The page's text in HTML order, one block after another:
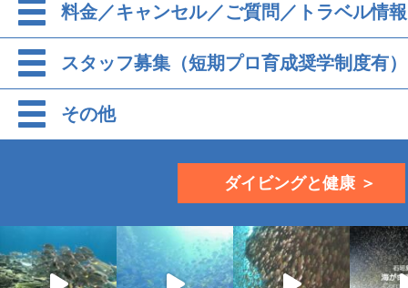
料金／キャンセル／ご質問／トラベル情報
スタッフ募集（短期プロ育成奨学制度有）
その他
ダイビングと健康 ＞